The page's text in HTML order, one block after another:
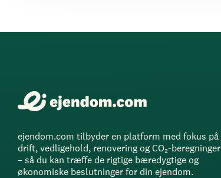
ejendom.com tilbyder en platform med fokus på
drift, vedligehold, renovering og CO₂-beregninger
– så du kan træffe de rigtige bæredygtige og
økonomiske beslutninger for din ejendom.